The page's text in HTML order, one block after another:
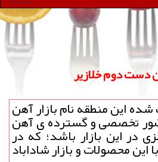
دست دوم خلازیر
این منطقه نام بازار آهن
تخصصی و گسترده ی آهن
در این بازار باشد؛ که در
این محصولات و بازار شاداباد